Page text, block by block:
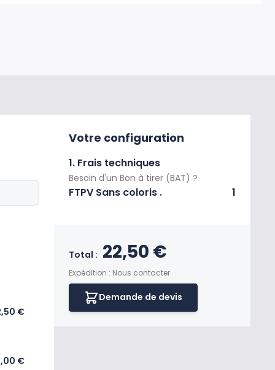
€
€
Votre configuration
1. Frais techniques
Besoin d'un Bon à tirer (BAT) ?
FTPV Sans coloris . 1
Total : Prix final du
22,50 €
Expédition : Nous contacter
Demande de devis